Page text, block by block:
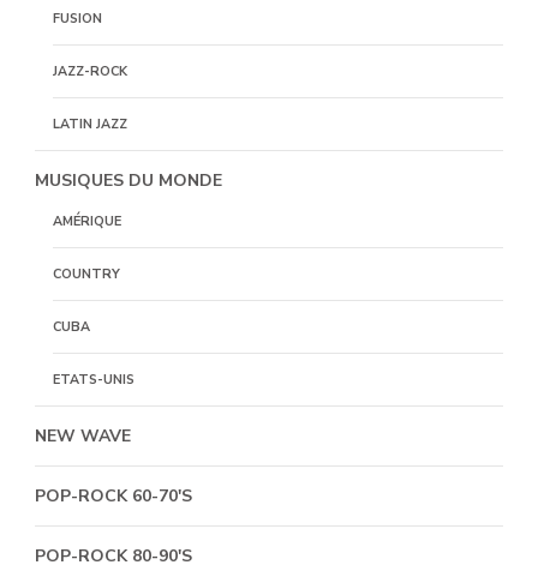
FUSION
JAZZ-ROCK
LATIN JAZZ
MUSIQUES DU MONDE
AMÉRIQUE
COUNTRY
CUBA
ETATS-UNIS
NEW WAVE
POP-ROCK 60-70'S
POP-ROCK 80-90'S